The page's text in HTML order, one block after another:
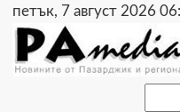
петък, 7 август 2026